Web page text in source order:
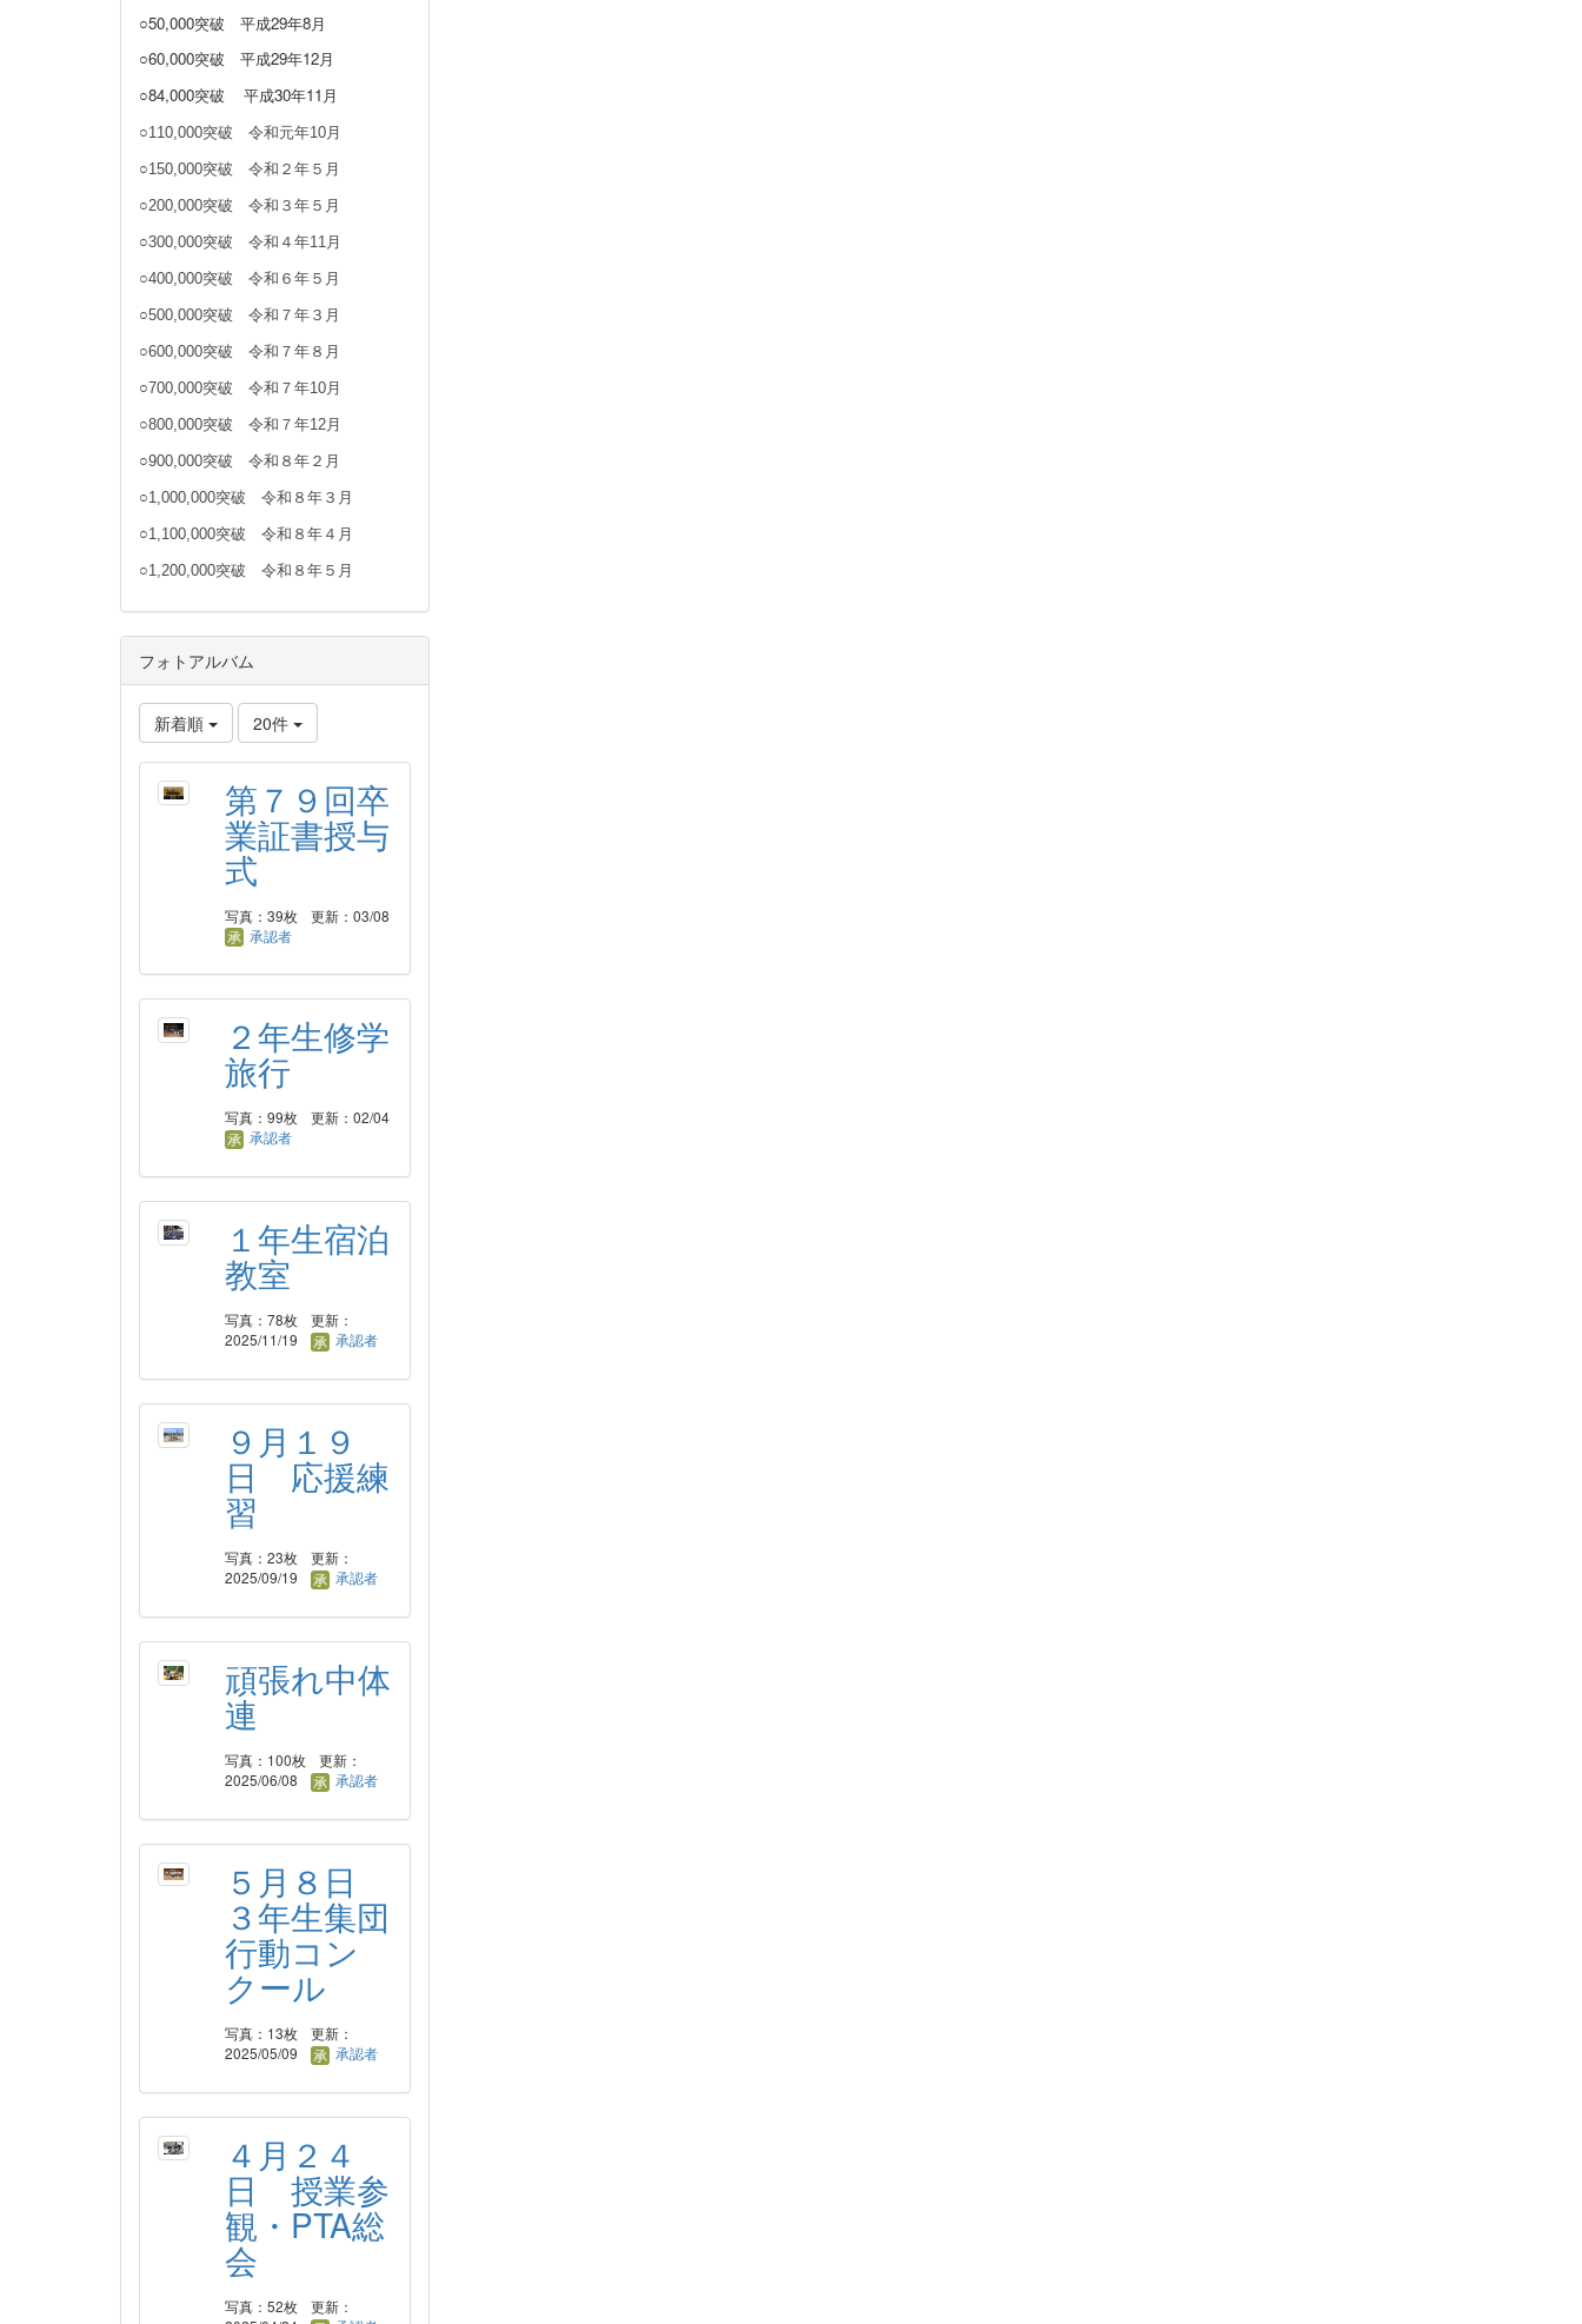
○50,000突破 平成29年8月
○60,000突破 平成29年12月
○84,000突破
平成30年11月
○110,000突破 令和元年10月
○150,000突破 令和２年５月
○200,000突破 令和３年５月
○300,000突破 令和４年11月
○400,000突破 令和６年５月
○500,000突破 令和７年３月
○600,000突破 令和７年８月
○700,000突破 令和７年10月
○800,000突破 令和７年12月
○900,000突破 令和８年２月
○1,000,000突破 令和８年３月
○1,100,000突破 令和８年４月
○1,200,000突破 令和８年５月
フォトアルバム
新着順 20件
第７９回卒
業証書授与
式
写真：39枚
更新：03/08
承認者
２年生修学
旅行
写真：99枚
更新：02/04
承認者
１年生宿泊
教室
写真：78枚
更新：
2025/11/19
承認者
９月１９
日 応援練
習
写真：23枚
更新：
2025/09/19
承認者
頑張れ中体
連
写真：100枚
更新：
2025/06/08
承認者
５月８日
３年生集団
行動コン
クール
写真：13枚
更新：
2025/05/09
承認者
４月２４
日 授業参
観・PTA総
会
写真：52枚
更新：